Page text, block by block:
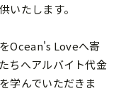
いたします。
Ocean's Loveへ寄
ちへアルバイト代金
学んでいただきま